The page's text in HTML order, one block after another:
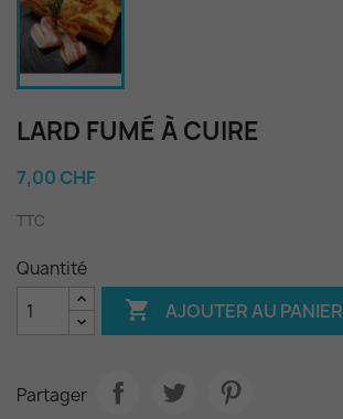
LARD FUMÉ À CUIRE
7,00 CHF
TTC
Quantité
 AJOUTER AU PANIER
Partager